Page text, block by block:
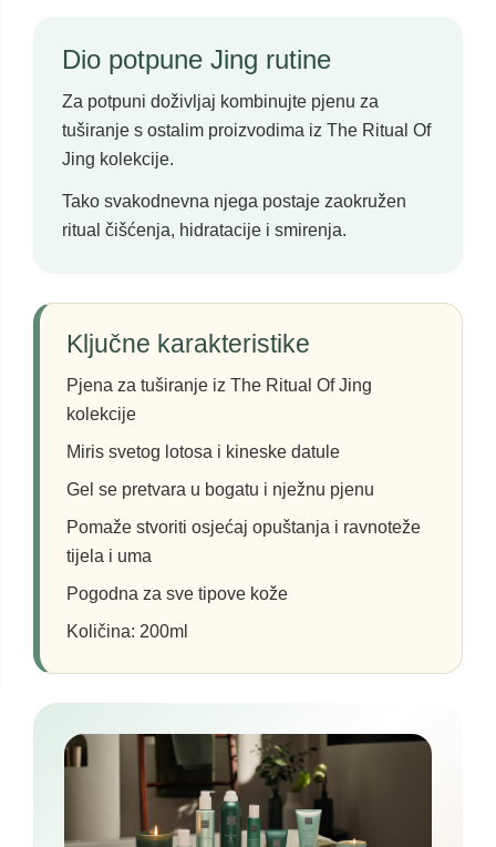
Dio potpune Jing rutine
Za potpuni doživljaj kombinujte pjenu za
tuširanje s ostalim proizvodima iz The Ritual Of
Jing kolekcije.
Tako svakodnevna njega postaje zaokružen
ritual čišćenja, hidratacije i smirenja.
Ključne karakteristike
Pjena za tuširanje iz The Ritual Of Jing
kolekcije
Miris svetog lotosa i kineske datule
Gel se pretvara u bogatu i nježnu pjenu
Pomaže stvoriti osjećaj opuštanja i ravnoteže
tijela i uma
Pogodna za sve tipove kože
Količina: 200ml